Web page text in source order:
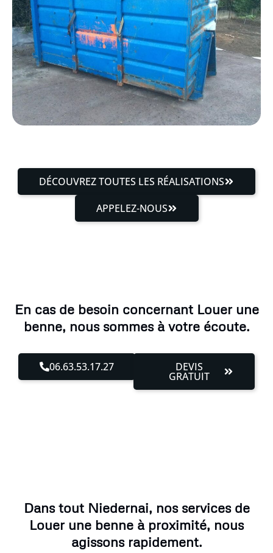
DÉCOUVREZ TOUTES LES RÉALISATIONS
APPELEZ-NOUS
En cas de besoin concernant Louer une
benne, nous sommes à votre écoute.
06.63.53.17.27 DEVIS
GRATUIT
Dans tout Niedernai, nos services de
Louer une benne à proximité, nous
agissons rapidement.